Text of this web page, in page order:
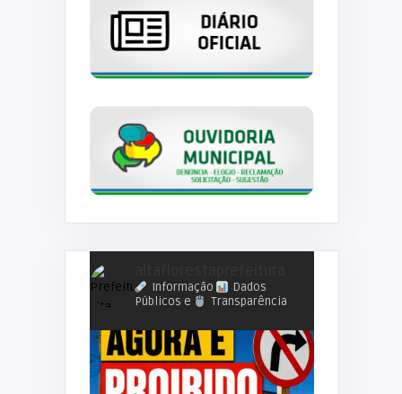
Informação
Dados
Públicos e
Transparência